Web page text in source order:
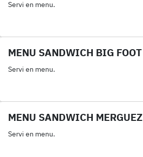
Servi en menu.
MENU SANDWICH BIG FOOT
Servi en menu.
MENU SANDWICH MERGUEZ
Servi en menu.